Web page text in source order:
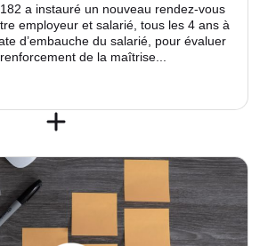
a instauré un nouveau rendez-vous
employeur et salarié, tous les 4 ans à
d’embauche du salarié, pour évaluer
de la maîtrise...